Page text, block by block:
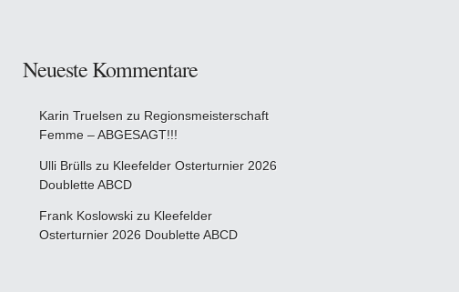
Neueste Kommentare
Karin Truelsen zu Regionsmeisterschaft
Femme – ABGESAGT!!!
Ulli Brülls zu Kleefelder Osterturnier 2026
Doublette ABCD
Frank Koslowski zu Kleefelder
Osterturnier 2026 Doublette ABCD